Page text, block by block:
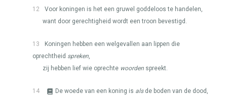
12
Voor koningen is het een gruwel goddeloos te handelen,
want door gerechtigheid wordt een troon bevestigd.
13
Koningen hebben een welgevallen aan lippen die
oprechtheid spreken,
zij hebben lief wie oprechte woorden spreekt.
14 De woede van een koning is alsde boden van de dood,